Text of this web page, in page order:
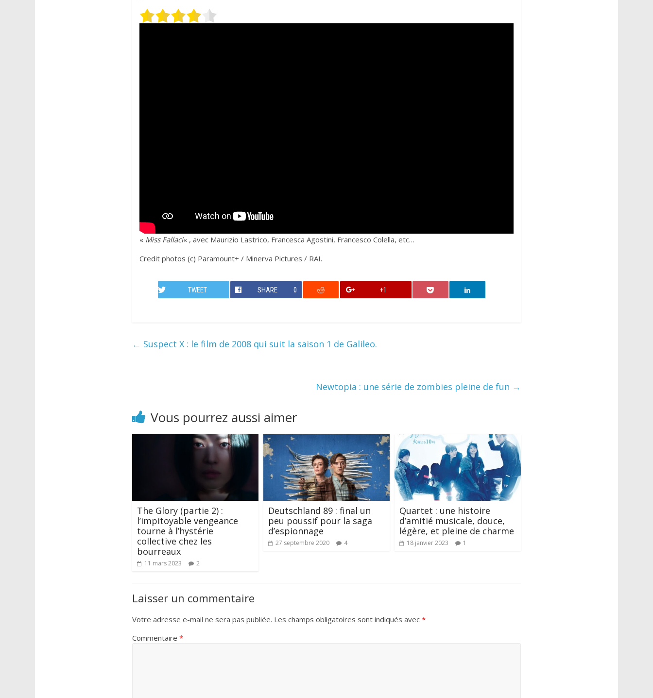
« Miss Fallaci« , avec Maurizio Lastrico, Francesca Agostini, Francesco Colella, etc…
Credit photos (c) Paramount+ / Minerva Pictures / RAI.
TWEET SHARE 0 +1
← Suspect X : le film de 2008 qui suit la saison 1 de Galileo.
Newtopia : une série de zombies pleine de fun →
Vous pourrez aussi aimer
The Glory (partie 2) :
l’impitoyable vengeance
tourne à l’hystérie
collective chez les
bourreaux
11 mars 2023 2
Deutschland 89 : final un
peu poussif pour la saga
d’espionnage
27 septembre 2020 4
Quartet : une histoire
d’amitié musicale, douce,
légère, et pleine de charme
18 janvier 2023 1
Laisser un commentaire
Votre adresse e-mail ne sera pas publiée. Les champs obligatoires sont indiqués avec *
Commentaire *